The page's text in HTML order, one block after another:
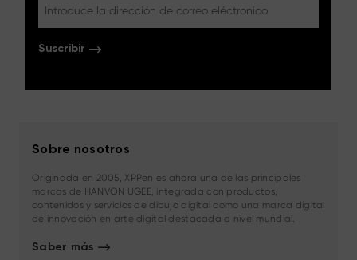
Suscribir
Sobre nosotros
Originada en 2005, XPPen es ahora una de las principales
marcas de HANVON UGEE, integrada con productos,
contenidos y servicios de dibujo digital como una marca digital
de innovación en arte digital destacada a nivel mundial.
Saber más